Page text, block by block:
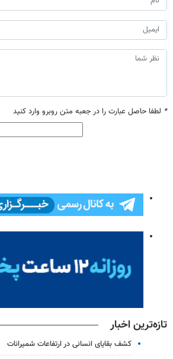
* لطفا حاصل عبارت را در جعبه متن روبرو وارد کنید
تازه‌ترین اخبار
کشف بقایای انسانی در ارتفاعات شمیرانات